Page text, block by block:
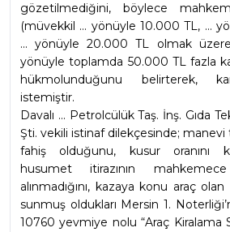
gözetilmediğini, böylece
(müvekkil ... yönüyle 10.000 TL, ...
... yönüyle 20.000 TL olmak
yönüyle toplamda 50.000 TL fazla
hükmolunduğunu belirterek,
istemiştir.
Davalı ... Petrolcülük Taş. İnş. Gıda
Şti. vekili istinaf dilekçesinde; manevi
fahiş olduğunu, kusur oranını
husumet itirazının
alınmadığını, kazaya konu araç olan
sunmuş oldukları Mersin 1.
10760 yevmiye nolu “Araç Kiralama